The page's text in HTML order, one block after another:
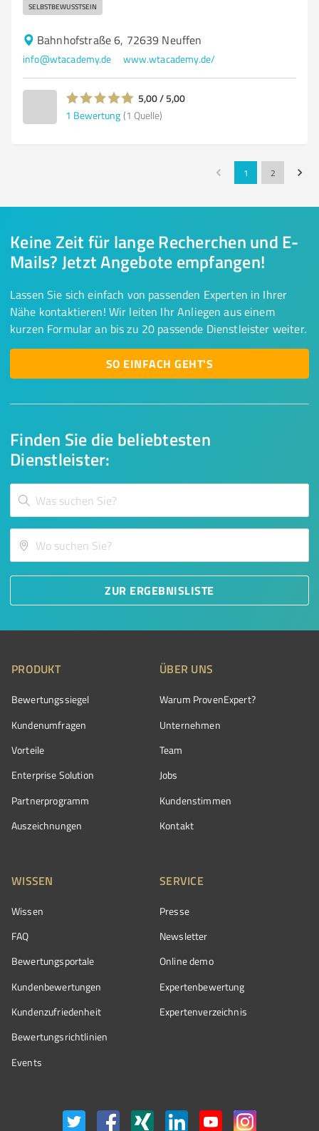
SELBSTBEWUSSTSEIN
Bahnhofstraße 6, 72639 Neuffen
info@wtacademy.de www.wtacademy.de/
5,00 / 5,00
1 Bewertung (1 Quelle)
1 2
Finden Sie die beliebtesten
Dienstleister:
ZUR ERGEBNISLISTE
Keine Zeit für lange Recherchen und E-
Mails? Jetzt Angebote empfangen!
Lassen Sie sich einfach von passenden Experten in Ihrer
Nähe kontaktieren! Wir leiten Ihr Anliegen aus einem
kurzen Formular an bis zu 20 passende Dienstleister weiter.
SO EINFACH GEHT'S
PRODUKT
Bewertungssiegel
Kundenumfragen
Vorteile
Enterprise Solution
Partnerprogramm
Auszeichnungen
ÜBER UNS
Warum ProvenExpert?
Unternehmen
Team
Jobs
Kundenstimmen
Kontakt
WISSEN
Wissen
FAQ
Bewertungsportale
Kundenbewertungen
Kundenzufriedenheit
Bewertungs­richtlinien
Events
SERVICE
Presse
Newsletter
Online demo
Expertenbewertung
Expertenverzeichnis